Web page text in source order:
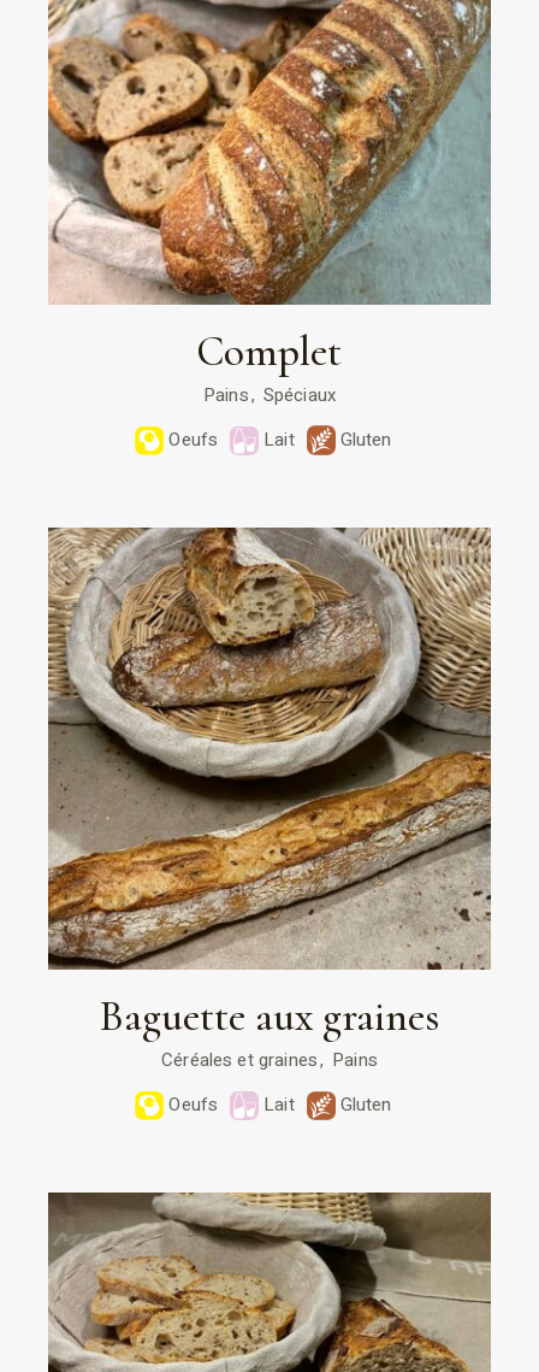
Complet
Pains Spéciaux
Oeufs
Lait Gluten
Baguette aux graines
Céréales et graines
Pains
Oeufs
Lait Gluten